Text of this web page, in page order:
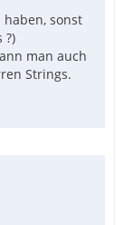
sonst
?)
man auch
Strings.